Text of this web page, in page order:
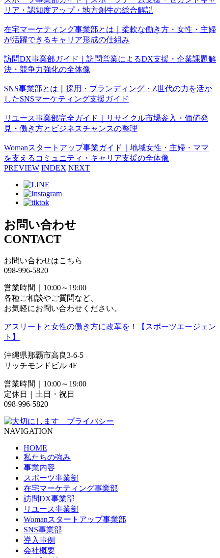
リア・認知度アップ・地方創生の総合解説
在宅マーケティング事業部とは｜柔軟な働き方・女性・主婦
が活躍できるキャリア形成の仕組み
訪問DX事業部ガイド｜訪問営業によるDX支援・企業課題解
決・競争力強化の全体像
SNS事業部とは｜採用・ブランディング・Z世代の力を活か
したSNSマーケティング支援ガイド
リユース事業部完全ガイド｜リサイクル市場参入・価値発
見・働き方とビジネスチャンスの整理
Womanスタートアップ事業ガイド｜地域女性・主婦・ママ
を支えるコミュニティ・キャリア支援の全体像
PREVIEW INDEX NEXT
お問い合わせ
CONTACT
お問い合わせはこちら
098-996-5820
営業時間｜10:00～19:00
各種ご相談やご質問など、
お気軽にお問い合わせください。
アスリートと女性の働き方に改革を！【スポーツエージェン
ト】
沖縄県那覇市高良3-6-5
リッチモンドビル 4F
営業時間｜10:00～19:00
定休日｜土日・祝日
098-996-5820
NAVIGATION
HOME
私たちの強み
事業内容
スポーツ事業部
在宅マーケティング事業部
訪問DX事業部
リユース事業部
Womanスタートアップ事業部
SNS事業部
導入事例
会社概要